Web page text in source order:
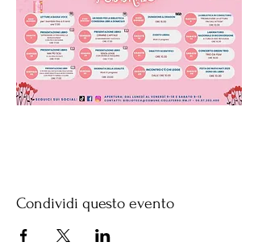
Condividi questo evento